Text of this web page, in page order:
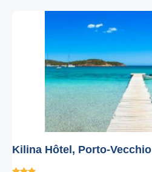
Kilina Hôtel, Porto-Vecchio